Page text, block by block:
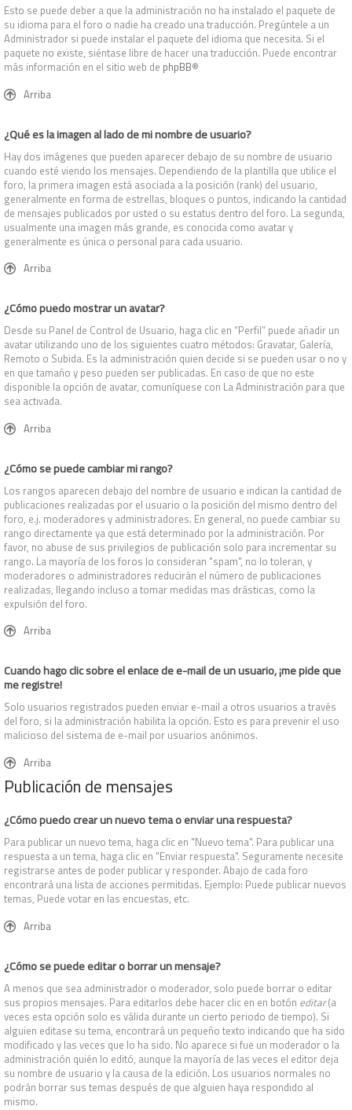
Esto se puede deber a que la administración no ha instalado el paquete de
su idioma para el foro o nadie ha creado una traducción. Pregúntele a un
Administrador si puede instalar el paquete del idioma que necesita. Si el
paquete no existe, siéntase libre de hacer una traducción. Puede encontrar
más información en el sitio web de phpBB®
Arriba
¿Qué es la imagen al lado de mi nombre de usuario?
Hay dos imágenes que pueden aparecer debajo de su nombre de usuario
cuando esté viendo los mensajes. Dependiendo de la plantilla que utilice el
foro, la primera imagen está asociada a la posición (rank) del usuario,
generalmente en forma de estrellas, bloques o puntos, indicando la cantidad
de mensajes publicados por usted o su estatus dentro del foro. La segunda,
usualmente una imagen más grande, es conocida como avatar y
generalmente es única o personal para cada usuario.
Arriba
¿Cómo puedo mostrar un avatar?
Desde su Panel de Control de Usuario, haga clic en “Perfil” puede añadir un
avatar utilizando uno de los siguientes cuatro métodos: Gravatar, Galería,
Remoto o Subida. Es la administración quien decide si se pueden usar o no y
en que tamaño y peso pueden ser publicadas. En caso de que no este
disponible la opción de avatar, comuníquese con La Administración para que
sea activada.
Arriba
¿Cómo se puede cambiar mi rango?
Los rangos aparecen debajo del nombre de usuario e indican la cantidad de
publicaciones realizadas por el usuario o la posición del mismo dentro del
foro, e.j. moderadores y administradores. En general, no puede cambiar su
rango directamente ya que está determinado por la administración. Por
favor, no abuse de sus privilegios de publicación solo para incrementar su
rango. La mayoría de los foros lo consideran "spam", no lo toleran, y
moderadores o administradores reducirán el número de publicaciones
realizadas, llegando incluso a tomar medidas mas drásticas, como la
expulsión del foro.
Arriba
Cuando hago clic sobre el enlace de e-mail de un usuario, ¡me pide que
me registre!
Solo usuarios registrados pueden enviar e-mail a otros usuarios a través
del foro, si la administración habilita la opción. Esto es para prevenir el uso
malicioso del sistema de e-mail por usuarios anónimos.
Arriba
Publicación de mensajes
¿Cómo puedo crear un nuevo tema o enviar una respuesta?
Para publicar un nuevo tema, haga clic en "Nuevo tema". Para publicar una
respuesta a un tema, haga clic en "Enviar respuesta". Seguramente necesite
registrarse antes de poder publicar y responder. Abajo de cada foro
encontrará una lista de acciones permitidas. Ejemplo: Puede publicar nuevos
temas, Puede votar en las encuestas, etc.
Arriba
¿Cómo se puede editar o borrar un mensaje?
A menos que sea administrador o moderador, solo puede borrar o editar
sus propios mensajes. Para editarlos debe hacer clic en en botón editar(a
veces esta opción solo es válida durante un cierto periodo de tiempo). Si
alguien editase su tema, encontrará un pequeño texto indicando que ha sido
modificado y las veces que lo ha sido. No aparece si fue un moderador o la
administración quién lo editó, aunque la mayoría de las veces el editor deja
su nombre de usuario y la causa de la edición. Los usuarios normales no
podrán borrar sus temas después de que alguien haya respondido al
mismo.